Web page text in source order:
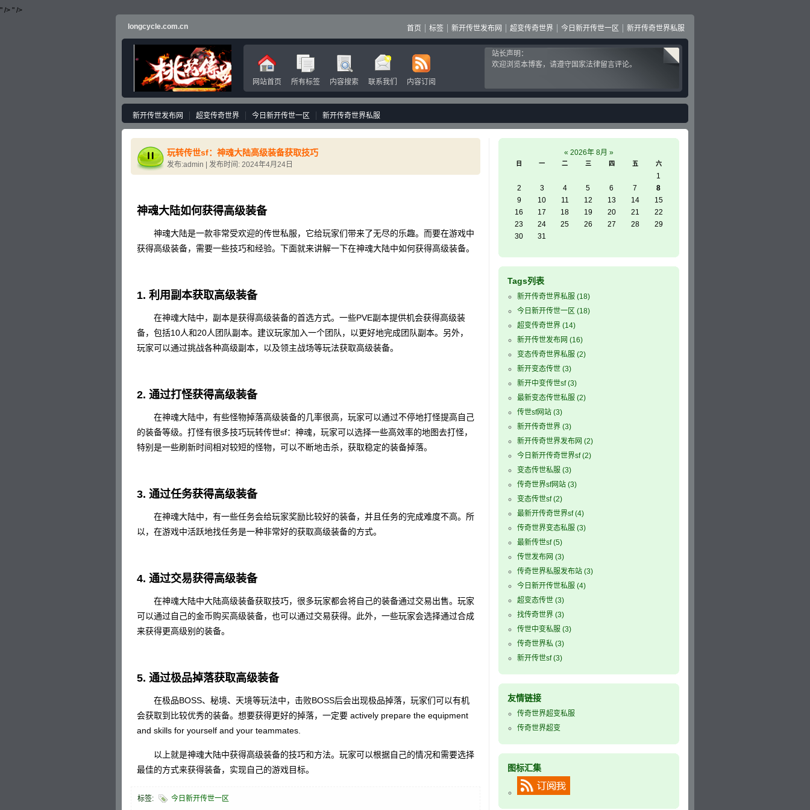
" /> " />
首页 标签 新开传世发布网 超变传奇世界 今日新开传世一区 新开传奇世界私服
longcycle.com.cn
网站首页 所有标签 内容搜索 联系我们 内容订阅
站长声明：
欢迎浏览本博客，请遵守国家法律留言评论。
新开传世发布网 超变传奇世界 今日新开传世一区 新开传奇世界私服
玩转传世sf：神魂大陆高级装备获取技巧
发布:admin | 发布时间: 2024年4月24日
神魂大陆如何获得高级装备
神魂大陆是一款非常受欢迎的传世私服，它给玩家们带来了无尽的乐趣。而要在游戏中
获得高级装备，需要一些技巧和经验。下面就来讲解一下在神魂大陆中如何获得高级装备。
1. 利用副本获取高级装备
在神魂大陆中，副本是获得高级装备的首选方式。一些PVE副本提供机会获得高级装
备，包括10人和20人团队副本。建议玩家加入一个团队，以更好地完成团队副本。另外，
玩家可以通过挑战各种高级副本，以及领主战场等玩法获取高级装备。
2. 通过打怪获得高级装备
在神魂大陆中，有些怪物掉落高级装备的几率很高，玩家可以通过不停地打怪提高自己
的装备等级。打怪有很多技巧玩转传世sf：神魂，玩家可以选择一些高效率的地图去打怪，
特别是一些刷新时间相对较短的怪物，可以不断地击杀，获取稳定的装备掉落。
3. 通过任务获得高级装备
在神魂大陆中，有一些任务会给玩家奖励比较好的装备，并且任务的完成难度不高。所
以，在游戏中活跃地找任务是一种非常好的获取高级装备的方式。
4. 通过交易获得高级装备
在神魂大陆中大陆高级装备获取技巧，很多玩家都会将自己的装备通过交易出售。玩家
可以通过自己的金币购买高级装备，也可以通过交易获得。此外，一些玩家会选择通过合成
来获得更高级别的装备。
5. 通过极品掉落获取高级装备
在极品BOSS、秘境、天境等玩法中，击败BOSS后会出现极品掉落，玩家们可以有机
会获取到比较优秀的装备。想要获得更好的掉落，一定要 actively prepare the equipment
and skills for yourself and your teammates.
以上就是神魂大陆中获得高级装备的技巧和方法。玩家可以根据自己的情况和需要选择
最佳的方式来获得装备，实现自己的游戏目标。
标签: 今日新开传世一区
« 2026年 8月 »
日 一 二 三 四 五 六
1
2
3 4 5 6 7
8
9
10 11 12 13 14
15
16
17 18 19 20 21
22
23
24 25 26 27 28
29
30
31
Tags列表
新开传奇世界私服 (18)
今日新开传世一区 (18)
超变传奇世界 (14)
新开传世发布网 (16)
变态传奇世界私服 (2)
新开变态传世 (3)
新开中变传世sf(3)
最新变态传世私服 (2)
传世sf网站 (3)
新开传奇世界 (3)
新开传奇世界发布网 (2)
今日新开传奇世界sf(2)
变态传世私服 (3)
传奇世界sf网站 (3)
变态传世sf(2)
最新开传奇世界sf(4)
传奇世界变态私服 (3)
最新传世sf(5)
传世发布网 (3)
传奇世界私服发布站 (3)
今日新开传世私服 (4)
超变态传世 (3)
找传奇世界 (3)
传世中变私服 (3)
传奇世界私 (3)
新开传世sf(3)
友情链接
传奇世界超变私服
传奇世界超变
图标汇集